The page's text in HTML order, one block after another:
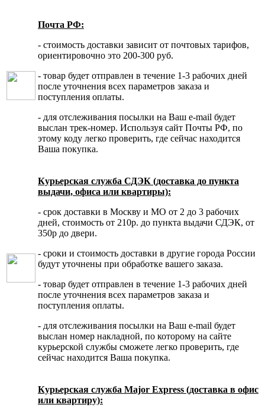
Почта РФ:
- стоимость доставки зависит от почтовых тарифов,
ориентировочно это 200-300 руб.
- товар будет отправлен в течение 1-3 рабочих дней
после уточнения всех параметров заказа и
поступления оплаты.
- для отслеживания посылки на Ваш e-mail будет
выслан трек-номер. Используя сайт Почты РФ, по
этому коду легко проверить, где сейчас находится
Ваша покупка.
Курьерская служба СДЭК (доставка до пункта
выдачи, офиса или квартиры):
- срок доставки в Москву и МО от 2 до 3 рабочих
дней, стоимость от 210р. до пункта выдачи СДЭК, от
350р до двери.
- сроки и стоимость доставки в другие города России
будут уточнены при обработке вашего заказа.
- товар будет отправлен в течение 1-3 рабочих дней
после уточнения всех параметров заказа и
поступления оплаты.
- для отслеживания посылки на Ваш e-mail будет
выслан номер накладной, по которому на сайте
курьерской службы сможете легко проверить, где
сейчас находится Ваша покупка.
Курьерская служба Major Express (доставка в офис
или квартиру):